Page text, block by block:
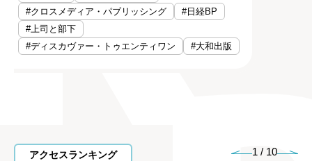
#クロスメディア・パブリッシング
#日経BP
#上司と部下
#ディスカヴァー・トゥエンティワン
#大和出版
アクセスランキング 1 / 10